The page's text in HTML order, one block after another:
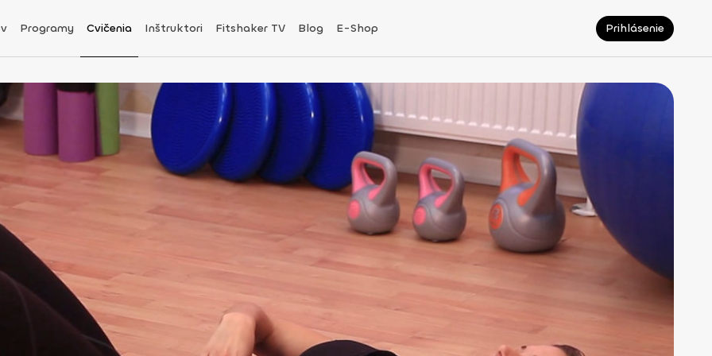
Programy Cvičenia Inštruktori Fitshaker TV Blog E-Shop Prihlásenie